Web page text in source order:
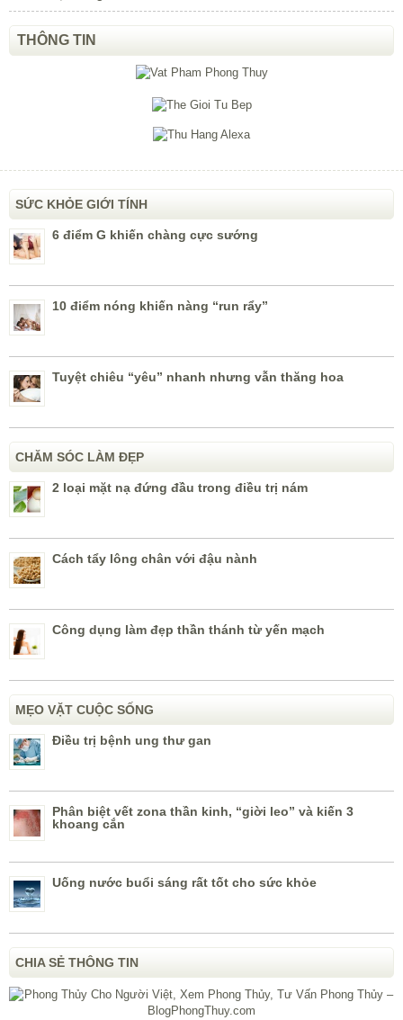
THÔNG TIN
SỨC KHỎE GIỚI TÍNH
6 điểm G khiến chàng cực sướng
10 điểm nóng khiến nàng “run rẩy”
Tuyệt chiêu “yêu” nhanh nhưng vẫn thăng hoa
CHĂM SÓC LÀM ĐẸP
2 loại mặt nạ đứng đầu trong điều trị nám
Cách tẩy lông chân với đậu nành
Công dụng làm đẹp thần thánh từ yến mạch
MẸO VẶT CUỘC SỐNG
Điều trị bệnh ung thư gan
Phân biệt vết zona thần kinh, “giời leo” và kiến 3
khoang cắn
Uống nước buổi sáng rất tốt cho sức khỏe
CHIA SẺ THÔNG TIN